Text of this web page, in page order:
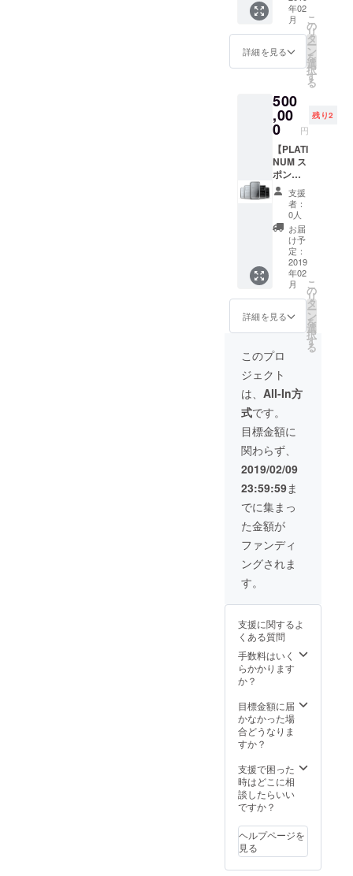
もレア
な飲み
会に参
加でき
ベント
を開催
しよう
と考え
ている
方も大
歓迎で
す！い
ろんな
ノウハ
ウをお
話しし
ます。
開催し
て頂い
ても構
いませ
ん。 ※
がお届
け予定
日は
「2019
年4月」
になっ
ていま
すが、
厳密に
「2019
年4月以
降」と
なりま
す。
す。 ※
掲示す
るロゴ
の入稿
や壇上
内容な
どは別
途メー
ル等で
やりと
りさせ
ていた
だきま
す。
https://
miyako
fes.fun
業様の
み） ・
冊子
（A4サ
イズ）
ゴ掲載
・宮古
島冬ま
つりで
司会が
壇上で
あなた
の会社
を紹介
しま
す。 ・
SNSで
の企業
紹介
（twitte
r,faceb
ook他）
・会場
での資
供品な
どの配
布を代
行しま
す 企業
様向け
です。
貴社の
事業を
PRしま
す。 ※
掲示す
るロゴ
の入稿
や壇上
でご紹
介する
内容な
ル等で
りさせ
ていた
だきま
す。
ドの横
断幕
(1350m
m×300
0mm)に
宮古島
冬まつ
りのス
テージ
横のス
ポン
サー
ボード
にロゴ
（大）
の掲載
・冬ま
つり専
用サイ
トにロ
ゴ(大)掲
載 ・T
シャツ
にロゴ
（大）
（1月25
日まで
に支援
を決め
ていた
だいた
企業
様） ・
配布用
のビ
ニール
袋に企
業名を
掲載 ・
冊子
（A4サ
イズ）
ゴ掲載
島冬ま
つりで
司会が
壇上で
を紹介
しま
す。 ・
紹介
（twitte
r,faceb
ook他）
での資
料、試
供品な
どの配
年02
月
詳細を見る
こ
の
リ
タ
ー
ン
を
選
択
す
る
500
,00
0 円
残り2
【PLATI
NUM ス
ポン
サー】
リター
ン ・宮
古島冬
まつり
の2階の
両サイ
ドに横
断幕
(1350m
m×300
0mm)に
（大）
を掲載
・宮古
島冬ま
つりの
ステー
ジ横の
スポン
サー
ボード
にロゴ
（大）
の掲載
・冬ま
つり専
用サイ
トにロ
ゴ(大)掲
にロゴ
掲載（1
月25日
までに
支援を
いた企
業様）
・配布
袋に企
業名を
掲載 ・
冊子
イズ）1
ページ
でロゴ
掲載 ・
支援
者：
0人
お届
け予
定：
2019
年02
月
詳細を見る
こ
の
リ
タ
ー
ン
を
選
択
す
る
このプロ
ジェクト
は、 All-In方
式です。
目標金額に
関わらず、
2019/02/09
23:59:59ま
でに集まっ
た金額が
ファンディ
ングされま
す。
支援に関するよ
くある質問
手数料はいく
らかかります
か？
目標金額に届
かなかった場
合どうなりま
すか？
支援で困った
時はどこに相
談したらいい
ですか？
ヘルプページを
見る